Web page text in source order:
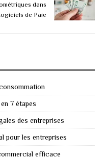
dans
de Paie
7 étapes
des entreprises
pour les entreprises
efficace